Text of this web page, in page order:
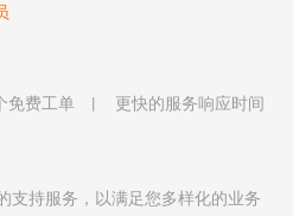
免费工单
更快的服务响应时间
支持服务，以满足您多样化的业务